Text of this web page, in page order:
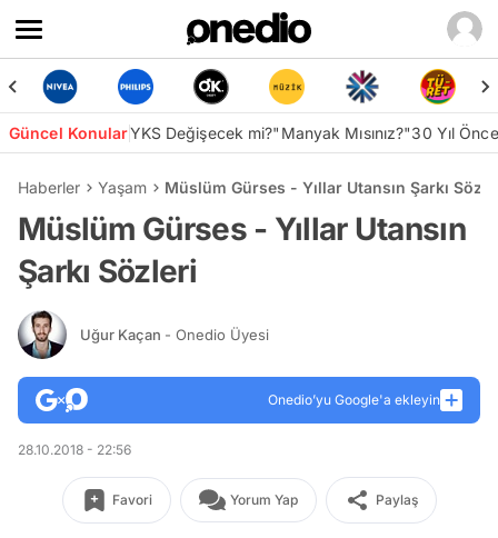
Güncel KonularYKS Değişecek mi?"Manyak Mısınız?"30 Yıl
Haberler Yaşam Müslüm Gürses - Yıllar Utansın Şarkı
Müslüm Gürses - Yıllar Utansın
Şarkı Sözleri
Uğur Kaçan - Onedio Üyesi
Onedio’yu Google'a ekleyin
28.10.2018 - 22:56
Favori Yorum Yap Paylaş